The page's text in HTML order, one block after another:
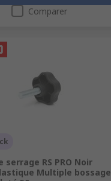
Comparer
serrage RS PRO Noir
Multiple bossage